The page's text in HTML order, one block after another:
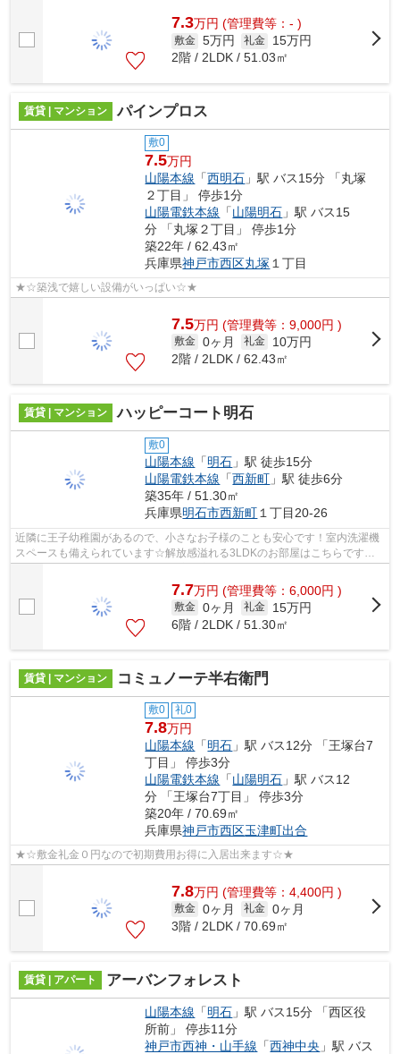
7.3万円 (管理費等：- )
敷金 5万円 礼金
15万円
2階 / 2LDK / 51.03㎡
賃貸 | マンション パインプロス
敷0
7.5万円
山陽本線 「西明石 」駅 バス15分 「丸塚
２丁目」 停歩1分
山陽電鉄本線 「山陽明石 」駅 バス15
分 「丸塚２丁目」 停歩1分
築22年 / 62.43㎡
兵庫県神戸市西区丸塚１丁目
★☆築浅で嬉しい設備がいっぱい☆★
7.5万円 (管理費等：9,000円 )
敷金 0ヶ月 礼金
10万円
2階 / 2LDK / 62.43㎡
賃貸 | マンション ハッピーコート明石
敷0
山陽本線 「明石 」駅 徒歩15分
山陽電鉄本線 「西新町 」駅 徒歩6分
築35年 / 51.30㎡
兵庫県明石市西新町１丁目20-26
近隣に王子幼稚園があるので、小さなお子様のことも安心です！室内洗濯機
スペースも備えられています☆解放感溢れる3LDKのお部屋はこちらです！
7.7万円 (管理費等：6,000円 )
敷金 0ヶ月 礼金
15万円
6階 / 2LDK / 51.30㎡
賃貸 | マンション コミュノーテ半右衛門
敷0 礼0
7.8万円
山陽本線 「明石 」駅 バス12分 「王塚台7
丁目」 停歩3分
山陽電鉄本線 「山陽明石 」駅 バス12
分 「王塚台7丁目」 停歩3分
築20年 / 70.69㎡
兵庫県神戸市西区玉津町出合
★☆敷金礼金０円なので初期費用お得に入居出来ます☆★
7.8万円 (管理費等：4,400円 )
敷金 0ヶ月 礼金 0ヶ月
3階 / 2LDK / 70.69㎡
賃貸 | アパート アーバンフォレスト
山陽本線 「明石 」駅 バス15分 「西区役
所前」 停歩11分
神戸市西神・山手線 「西神中央 」駅 バス